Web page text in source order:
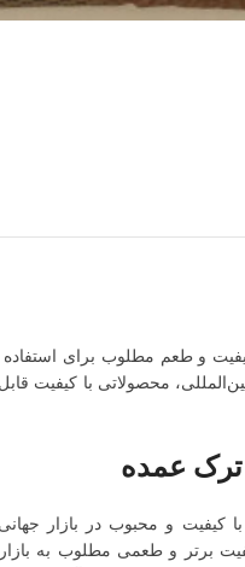
کیفیت و طعم مطلوب برای
محصولاتی با کیفیت
ترک عمده
کیفیت و محبوب در بازار
برتر و طعمی مطلوب به